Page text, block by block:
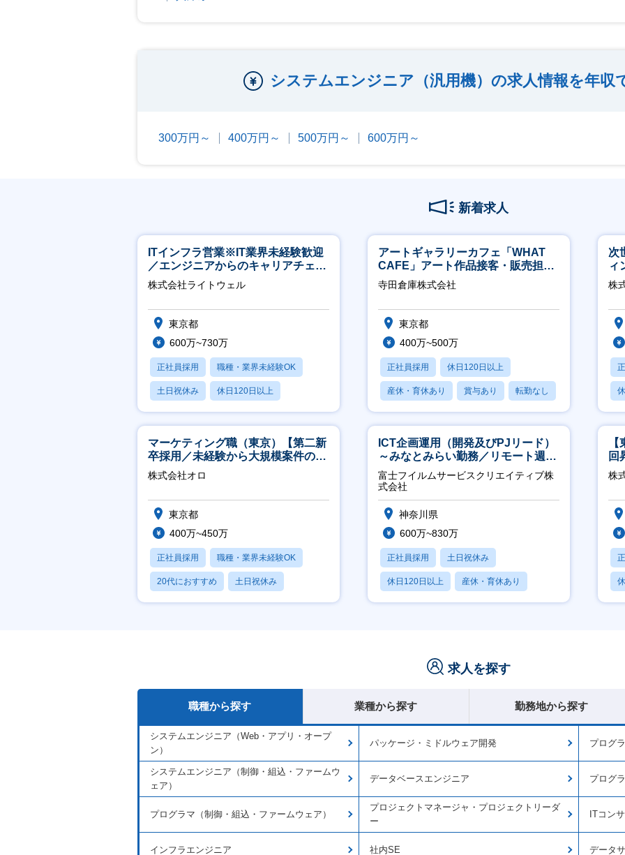
システムエンジニア（汎用機）の求人情報を年収
300万円～ 400万円～ 500万円～ 600万円～
新着求人
ITインフラ営業※IT業界未経験歓迎
／エンジニアからのキャリアチェン
ジ可※【週3～4日リモート可能】
株式会社ライトウェル
東京都
600万~730万
正社員採用 職種・業界未経験OK
土日祝休み 休日120日以上
月残業20時間以内
アートギャラリーカフェ「WHAT
CAFE」アート作品接客・販売担当
※アート領域未経験可
寺田倉庫株式会社
東京都
400万~500万
正社員採用 休日120日以上
産休・育休あり 賞与あり 転勤なし
次
ィ
株
マーケティング職（東京）【第二新
卒採用／未経験から大規模案件のマ
ーケティングが経験できる／研修充
実】
株式会社オロ
東京都
400万~450万
正社員採用 職種・業界未経験OK
20代におすすめ 土日祝休み
休日120日以上
ICT企画運用（開発及びPJリード）
～みなとみらい勤務／リモート週
2OK／業務改善～
富士フイルムサービスクリエイティブ株
式会社
神奈川県
600万~830万
正社員採用 土日祝休み
休日120日以上 産休・育休あり
月残業20時間以内
回
ジ
株
求人を探す
職種から探す 業種から探す 勤務地から探す
システムエンジニア（Web・アプリ・オープ
ン）
パッケージ・ミドルウェア開発 プログ
システムエンジニア（制御・組込・ファームウ
ェア）
データベースエンジニア プログ
プログラマ（制御・組込・ファームウェア）
プロジェクトマネージャ・プロジェクトリーダ
ー
ITコン
インフラエンジニア 社内SE データ